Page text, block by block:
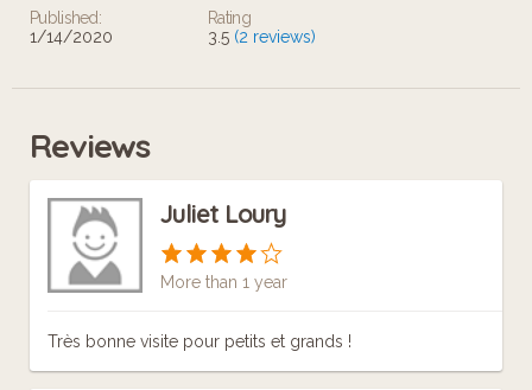
Published:
1/14/2020
Rating
3.5 (2 reviews)
Reviews
Juliet Loury
More than 1 year
Très bonne visite pour petits et grands !